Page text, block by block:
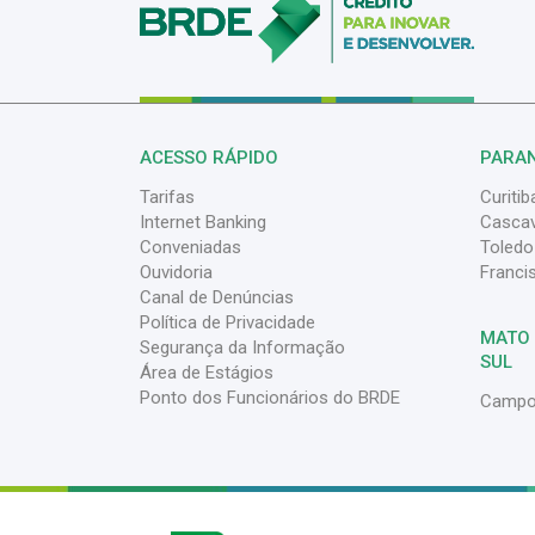
ACESSO RÁPIDO
Tarifas
Internet Banking
Conveniadas
Ouvidoria
Canal de Denúncias
Política de Privacidade
Segurança da Informação
Área de Estágios
Ponto dos Funcionários do BRDE
Toledo
MATO
SUL